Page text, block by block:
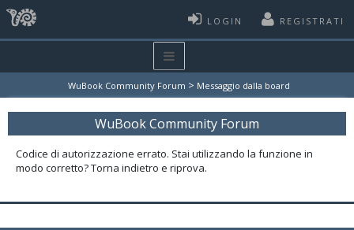
LOGIN REGISTRATI
WuBook Community Forum > Messaggio dalla board
WuBook Community Forum
Codice di autorizzazione errato. Stai utilizzando la funzione in
modo corretto? Torna indietro e riprova.